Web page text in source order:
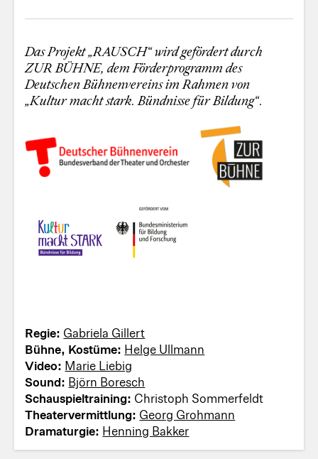
Das Projekt „RAUSCH“ wird gefördert durch
ZUR BÜHNE, dem Förderprogramm des
Deutschen Bühnenvereins im Rahmen von
„Kultur macht stark. Bündnisse für Bildung“.
Regie: Gabriela Gillert
Bühne, Kostüme: Helge Ullmann
Video: Marie Liebig
Sound: Björn Boresch
Schauspieltraining: Christoph Sommerfeldt
Theatervermittlung: Georg Grohmann
Dramaturgie: Henning Bakker